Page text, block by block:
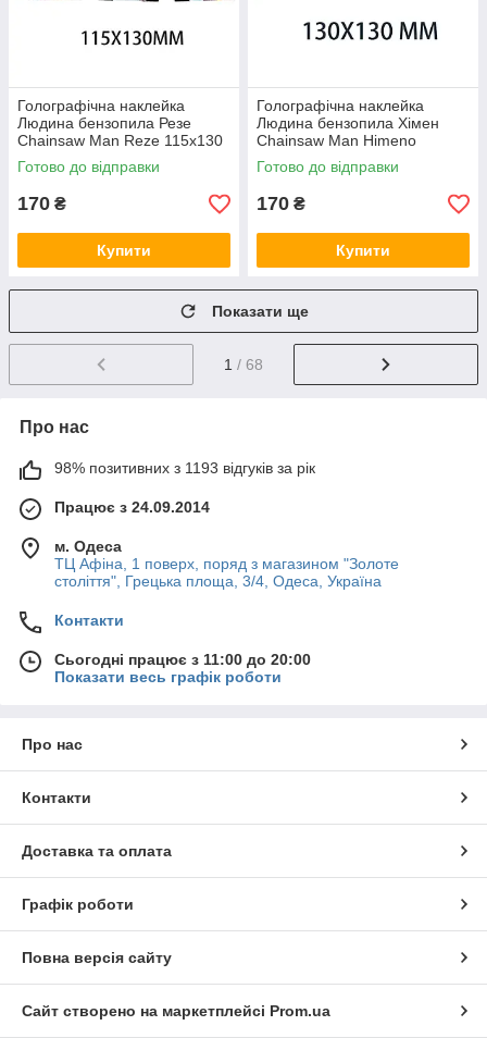
Голографічна наклейка
Людина бензопила Резе
Chainsaw Man Reze 115x130
мм
Готово до відправки
170 ₴
Купити
Голографічна наклейка
Людина бензопила Хімен
Chainsaw Man Himeno
130x130 мм
Готово до відправки
170 ₴
Купити
Показати ще
1 / 68
Про нас
98% позитивних з 1193 відгуків за рік
Працює з 24.09.2014
м. Одеса
ТЦ Афіна, 1 поверх, поряд з магазином "Золоте
століття", Грецька площа, 3/4, Одеса, Україна
Контакти
Сьогодні працює з 11:00 до 20:00
Показати весь графік роботи
Про нас
Контакти
Доставка та оплата
Графік роботи
Повна версія сайту
Сайт створено на маркетплейсі Prom.ua